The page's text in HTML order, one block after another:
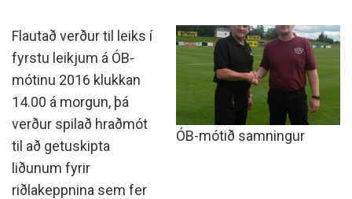
ÓB-mótið samningur
Flautað verður til leiks í
fyrstu leikjum á ÓB-
mótinu 2016 klukkan
14.00 á morgun, þá
verður spilað hraðmót
til að getuskipta
liðunum fyrir
riðlakeppnina sem fer